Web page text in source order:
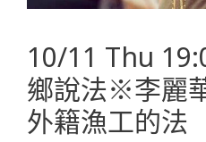
10/11 Thu
鄉說法※李麗
外籍漁工的法